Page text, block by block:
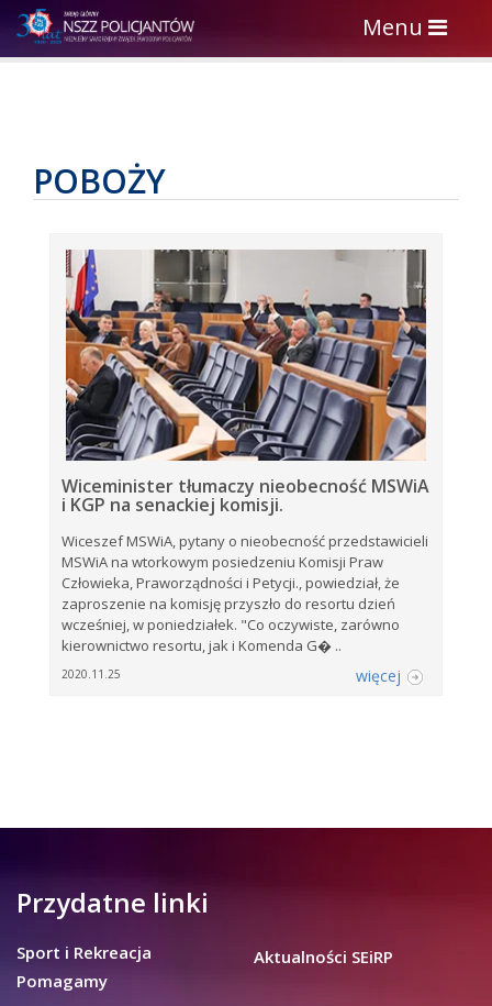
Toggle
navigation
Menu
POBOŻY
Wiceminister tłumaczy nieobecność MSWiA
i KGP na senackiej komisji.
Wiceszef MSWiA, pytany o nieobecność przedstawicieli
MSWiA na wtorkowym posiedzeniu Komisji Praw
Człowieka, Praworządności i Petycji., powiedział, że
zaproszenie na komisję przyszło do resortu dzień
wcześniej, w poniedziałek. "Co oczywiste, zarówno
kierownictwo resortu, jak i Komenda G� ..
2020.11.25 więcej
Przydatne linki
Sport i Rekreacja
Pomagamy
Aktualności SEiRP